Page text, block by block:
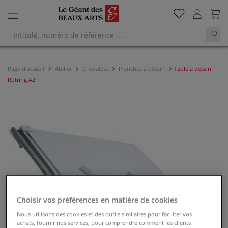
Page d'accueil Atelier Chevalets Planches à dessin
Table à dessin
Rotring A2
Choisir vos préférences en matière de cookies
Nous utilisons des cookies et des outils similaires pour faciliter vos
achats, fournir nos services, pour comprendre comment les clients